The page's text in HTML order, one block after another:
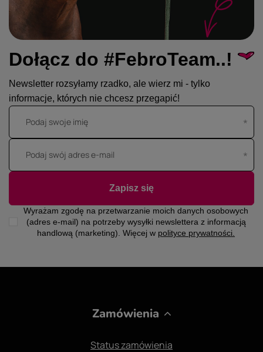
Dołącz do #FebroTeam..!
Newsletter rozsyłamy rzadko, ale wierz mi - tylko
informacje, których nie chcesz przegapić!
Podaj swoje imię
Podaj swój adres e-mail
Wyrażam zgodę na przetwarzanie moich danych osobowych
(adres e-mail) na potrzeby wysyłki newslettera z informacją
handlową (marketing). Więcej w polityce prywatności.
Zapisz się
Zamówienia
Status zamówienia